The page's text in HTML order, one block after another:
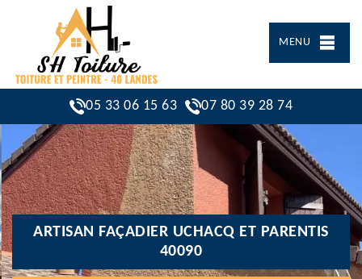
MENU
05 33 06 15 63 07 80 39 28 74
ARTISAN FAÇADIER UCHACQ ET PARENTIS
40090